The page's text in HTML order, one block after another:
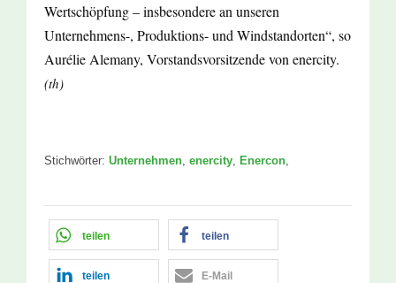
Wertschöpfung – insbesondere an unseren
Unternehmens-, Produktions- und Windstandorten“, so
Aurélie Alemany, Vorstandsvorsitzende von enercity.
(th)
Stichwörter: Unternehmen enercity Enercon
teilen teilen
teilen E-Mail